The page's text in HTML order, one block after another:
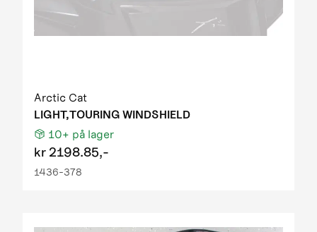
Arctic Cat
LIGHT,TOURING WINDSHIELD
10+ på lager
kr 2198.85,-
1436-378